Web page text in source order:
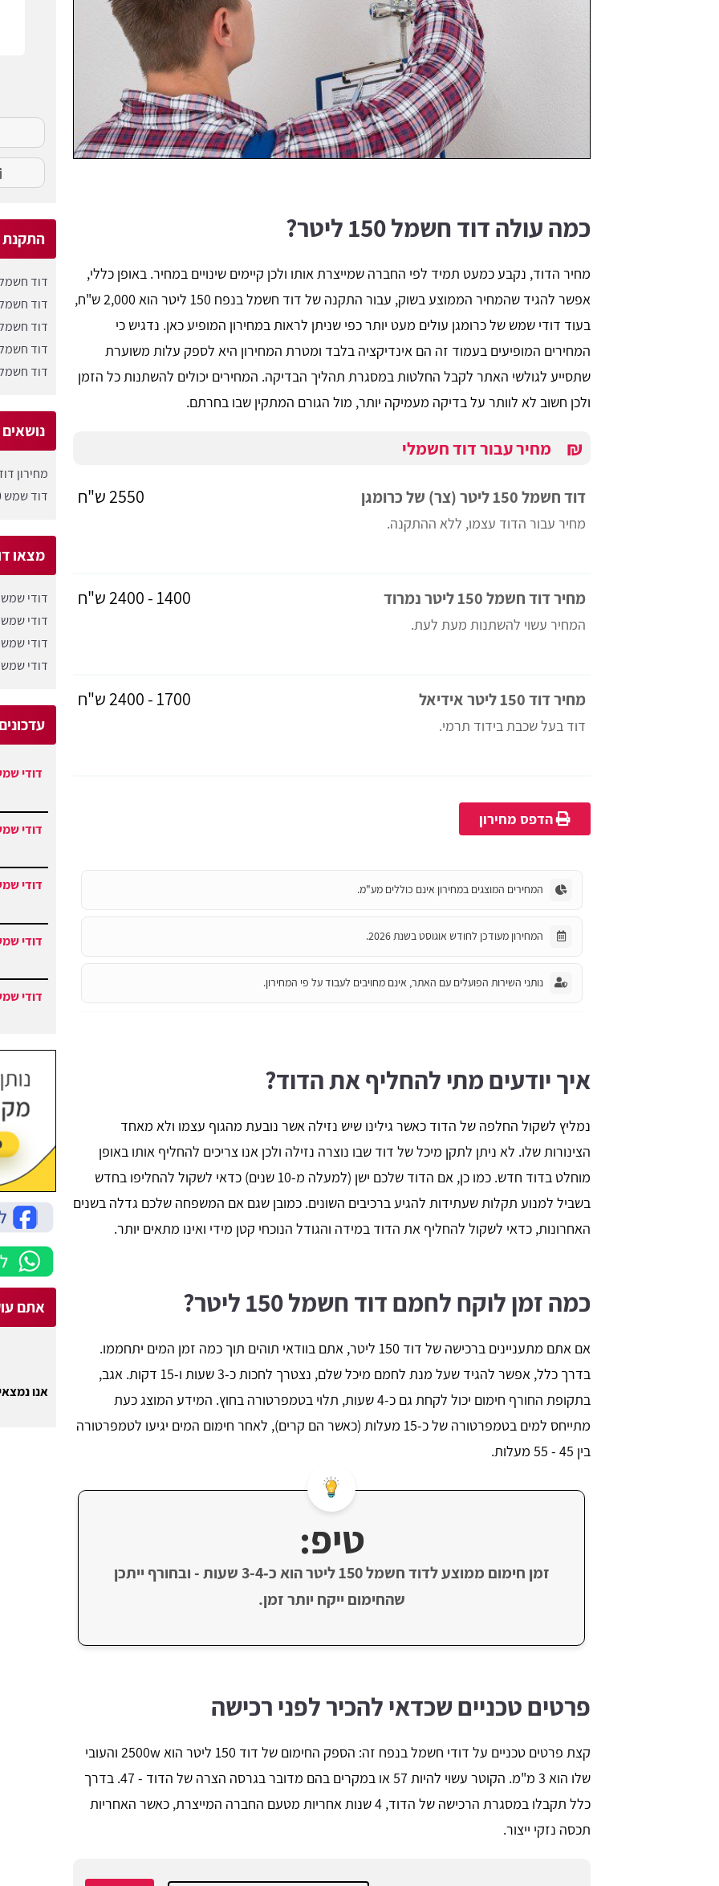
כמה עולה דוד חשמל 150 ליטר?
מחיר הדוד, נקבע כמעט תמיד לפי החברה שמייצרת אותו ולכן קיימים שינויים במחיר. באופן כללי,
אפשר להגיד שהמחיר הממוצע בשוק, עבור התקנה של דוד חשמל בנפח 150 ליטר הוא 2,000 ש"ח,
בעוד דודי שמש של כרומגן עולים מעט יותר כפי שניתן לראות במחירון המופיע כאן. נדגיש כי
המחירים המופיעים בעמוד זה הם אינדיקציה בלבד ומטרת המחירון היא לספק עלות משוערת
שתסייע לגולשי האתר לקבל החלטות במסגרת תהליך הבדיקה. המחירים יכולים להשתנות כל הזמן
ולכן חשוב לא לוותר על בדיקה מעמיקה יותר, מול הגורם המתקין שבו בחרתם.
₪ מחיר עבור דוד חשמלי
דוד חשמל 150 ליטר (צר) של כרומגן
מחיר עבור הדוד עצמו, ללא ההתקנה.
2550 ש"ח
מחיר דוד חשמל 150 ליטר נמרוד
המחיר עשוי להשתנות מעת לעת.
1400 - 2400 ש"ח
מחיר דוד 150 ליטר אידיאל
דוד בעל שכבת בידוד תרמי.
1700 - 2400 ש"ח
הדפס מחירון
המחירים המוצגים במחירון אינם כוללים מע"מ.
המחירון מעודכן לחודש אוגוסט בשנת 2026.
נותני השירות הפועלים עם האתר, אינם מחויבים לעבוד על פי המחירון.
איך יודעים מתי להחליף את הדוד?
נמליץ לשקול החלפה של הדוד כאשר גילינו שיש נזילה אשר נובעת מהגוף עצמו ולא מאחד
הצינורות שלו. לא ניתן לתקן מיכל של דוד שבו נוצרה נזילה ולכן אנו צריכים להחליף אותו באופן
מוחלט בדוד חדש. כמו כן, אם הדוד שלכם ישן (למעלה מ-10 שנים) כדאי לשקול להחליפו בחדש
בשביל למנוע תקלות שעתידות להגיע ברכיבים השונים. כמובן שגם אם המשפחה שלכם גדלה בשנים
האחרונות, כדאי לשקול להחליף את הדוד במידה והגודל הנוכחי קטן מידי ואינו מתאים יותר.
כמה זמן לוקח לחמם דוד חשמל 150 ליטר?
אם אתם מתעניינים ברכישה של דוד 150 ליטר, אתם בוודאי תוהים תוך כמה זמן המים יתחממו.
בדרך כלל, אפשר להגיד שעל מנת לחמם מיכל שלם, נצטרך לחכות כ-3 שעות ו-15 דקות. אגב,
בתקופת החורף חימום יכול לקחת גם כ-4 שעות, תלוי בטמפרטורה בחוץ. המידע המוצג כעת
מתייחס למים בטמפרטורה של כ-15 מעלות (כאשר הם קרים), לאחר חימום המים יגיעו לטמפרטורה
בין 45 - 55 מעלות.
טיפ:
זמן חימום ממוצע לדוד חשמל 150 ליטר הוא כ‑3-4 שעות - ובחורף ייתכן
שהחימום ייקח יותר זמן.
פרטים טכניים שכדאי להכיר לפני רכישה
קצת פרטים טכניים על דודי חשמל בנפח זה: הספק החימום של דוד 150 ליטר הוא 2500w והעובי
שלו הוא 3 מ"מ. הקוטר עשוי להיות 57 או במקרים בהם מדובר בגרסה הצרה של הדוד - 47. בדרך
כלל תקבלו במסגרת הרכישה של הדוד, 4 שנות אחריות מטעם החברה המייצרת, כאשר האחריות
תכסה נזקי ייצור.
התקנת
דוד חשמל 30
דוד חשמל 60
דוד חשמל 45
דוד חשמל 120
דוד חשמל 80
מחירון
דוד שמש 150 ליטר
מצאו
דודי
דודי שמש
דודי
דודי שמש
דודי
דודי
דודי
דודי
דודי
אתם
אנו